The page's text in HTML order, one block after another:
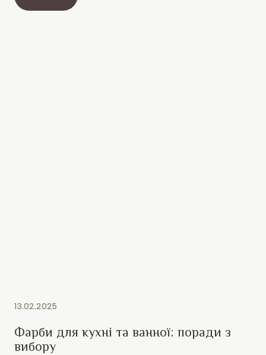
13.02.2025
Фарби для кухні та ванної: поради з
вибору